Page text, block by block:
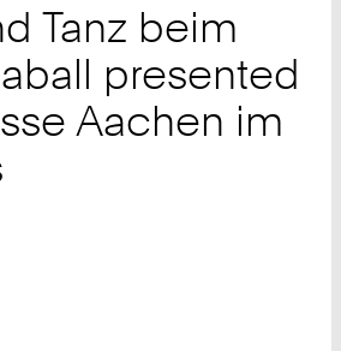
Tanz beim
presented
Aachen im